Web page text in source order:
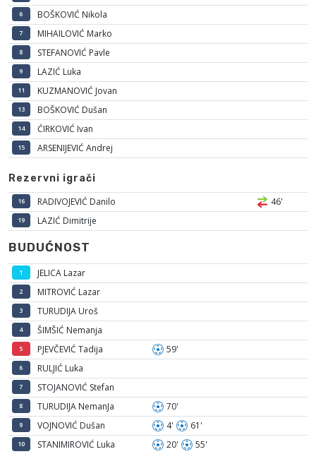
6 BOŠKOVIĆ Nikola
7 MIHAILOVIĆ Marko
8 STEFANOVIĆ Pavle
9 LAZIĆ Luka
11 KUZMANOVIĆ Jovan
13 BOŠKOVIĆ Dušan
14 ĆIRKOVIĆ Ivan
15 ARSENIJEVIĆ Andrej
Rezervni igrači
16 RADIVOJEVIĆ Danilo 46'
19 LAZIĆ Dimitrije
BUDUĆNOST
1 JELICA Lazar
2 MITROVIĆ Lazar
3 TURUDIJA Uroš
4 ŠIMŠIĆ Nemanja
5 PJEVČEVIĆ Tadija 59'
6 RULJIĆ Luka
7 STOJANOVIĆ Stefan
8 TURUDIJA NemanJa 70'
9 VOJNOVIĆ Dušan 4' 61'
10 STANIMIROVIĆ Luka 20' 55'